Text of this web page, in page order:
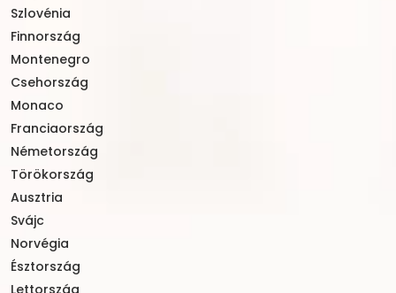
Szlovénia
Finnország
Montenegro
Csehország
Monaco
Franciaország
Németország
Törökország
Ausztria
Svájc
Norvégia
Észtország
Lettország